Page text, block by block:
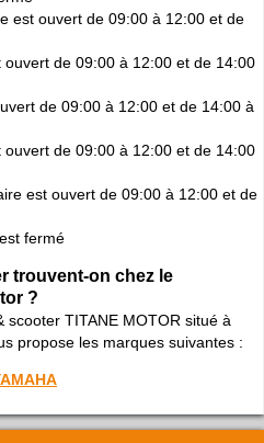
est ouvert de 09:00 à 12:00 et de
de 09:00 à 12:00 et de 14:00
de 09:00 à 12:00 et de 14:00 à
de 09:00 à 12:00 et de 14:00
est ouvert de 09:00 à 12:00 et de
fermé
trouvent-on chez le
?
scooter TITANE MOTOR situé à
propose les marques suivantes :